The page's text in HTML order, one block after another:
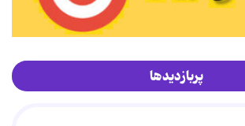
پربازدیدها